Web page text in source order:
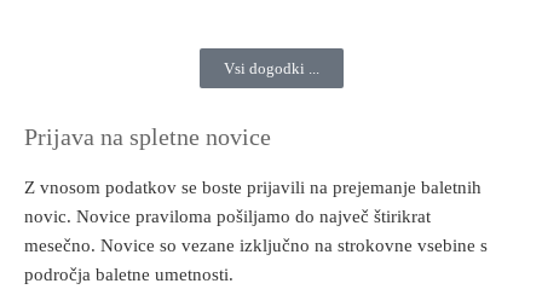
Vsi dogodki ...
Prijava na spletne novice
Z vnosom podatkov se boste prijavili na prejemanje baletnih
novic. Novice praviloma pošiljamo do največ štirikrat
mesečno. Novice so vezane izključno na strokovne vsebine s
področja baletne umetnosti.